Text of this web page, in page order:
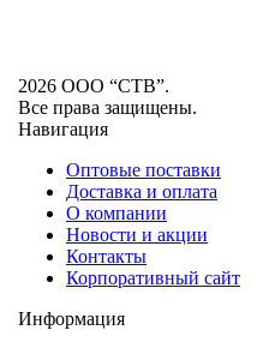
2026 ООО “СТВ”.
Все права защищены.
Навигация
Оптовые поставки
Доставка и оплата
О компании
Новости и акции
Контакты
Корпоративный сайт
Информация